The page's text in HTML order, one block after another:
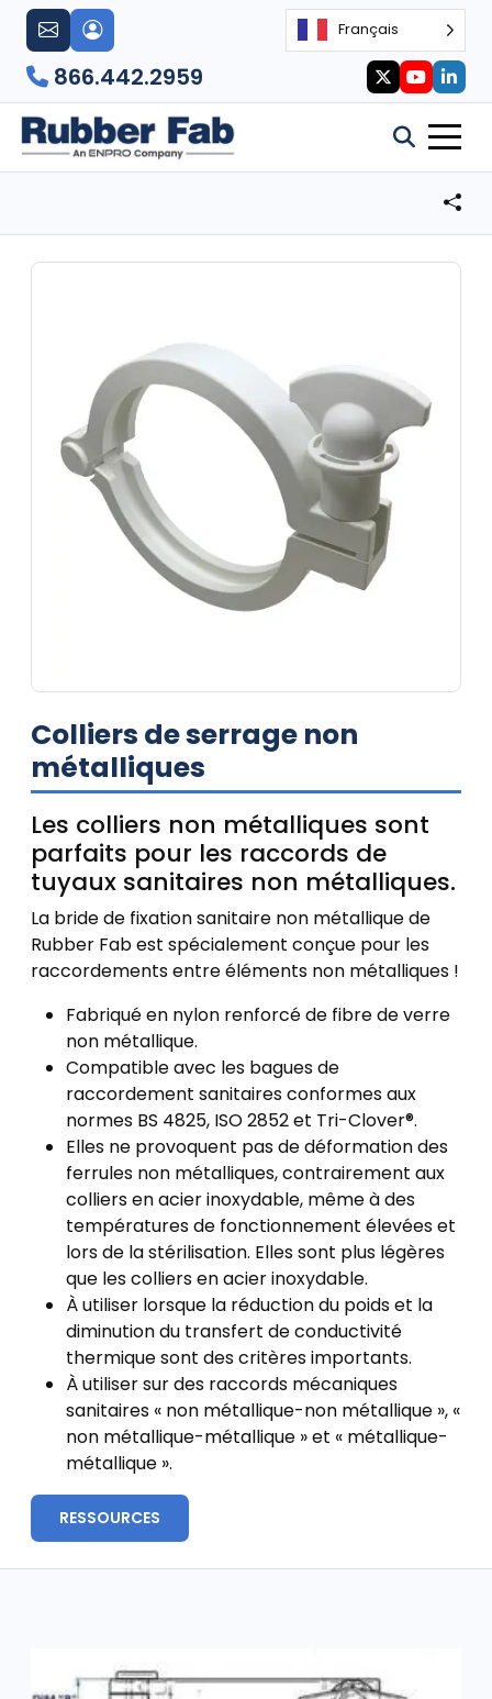
Français
866.442.2959
Colliers de serrage non
métalliques
Les colliers non métalliques sont
parfaits pour les raccords de
tuyaux sanitaires non métalliques.
La bride de fixation sanitaire non métallique de
Rubber Fab est spécialement conçue pour les
raccordements entre éléments non métalliques !
Fabriqué en nylon renforcé de fibre de verre
non métallique.
Compatible avec les bagues de
raccordement sanitaires conformes aux
normes BS 4825, ISO 2852 et Tri-Clover®.
Elles ne provoquent pas de déformation des
ferrules non métalliques, contrairement aux
colliers en acier inoxydable, même à des
températures de fonctionnement élevées et
lors de la stérilisation. Elles sont plus légères
que les colliers en acier inoxydable.
À utiliser lorsque la réduction du poids et la
diminution du transfert de conductivité
thermique sont des critères importants.
À utiliser sur des raccords mécaniques
sanitaires « non métallique-non métallique », «
non métallique-métallique » et « métallique-
métallique ».
RESSOURCES